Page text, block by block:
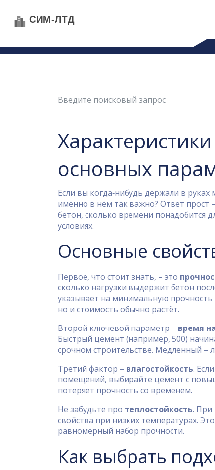
основных
Если вы когда‑нибудь держали в
именно в нём так важно? Ответ прост
бетон, сколько времени понадобится
условиях.
Основные
Первое, что стоит знать, – это
сколько нагрузки выдержит бетон
указывает на минимальную
но и стоимость обычно растёт.
Второй ключевой параметр – время
Быстрый цемент (например, 500)
срочном строительстве. Медленный –
Третий фактор – влагостойкость.
помещений, выбирайте цемент с
потеряет прочность со временем.
Не забудьте про теплостойкость. При
свойства при низких температурах.
равномерный набор прочности.
Как выбрать